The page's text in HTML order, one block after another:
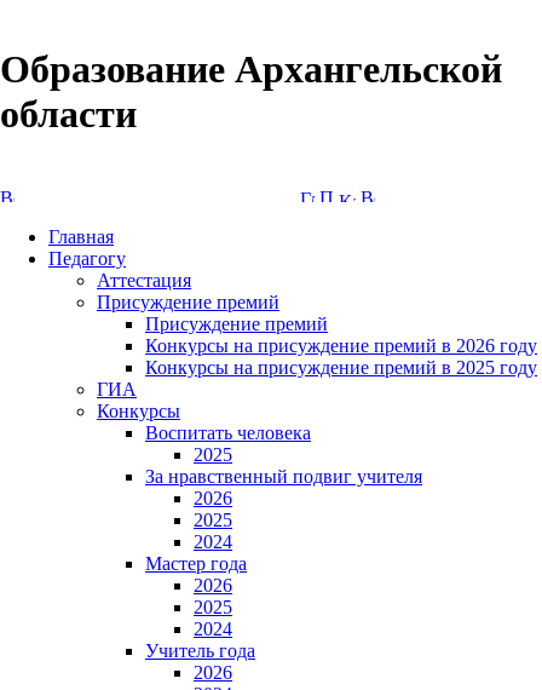
Образование Архангельской
области
Главная
Педагогу
Аттестация
Присуждение премий
Присуждение премий
Конкурсы на присуждение премий в 2026 году
Конкурсы на присуждение премий в 2025 году
ГИА
Конкурсы
Воспитать человека
2025
За нравственный подвиг учителя
2026
2025
2024
Мастер года
2026
2025
2024
Учитель года
2026